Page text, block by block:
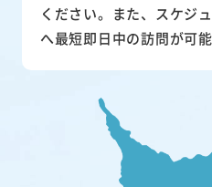
ください。また、スケジ
へ最短即日中の訪問が可能